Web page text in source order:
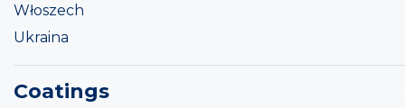
Włoszech
Ukraina
Coatings